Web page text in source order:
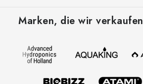
Marken, die wir verkaufen